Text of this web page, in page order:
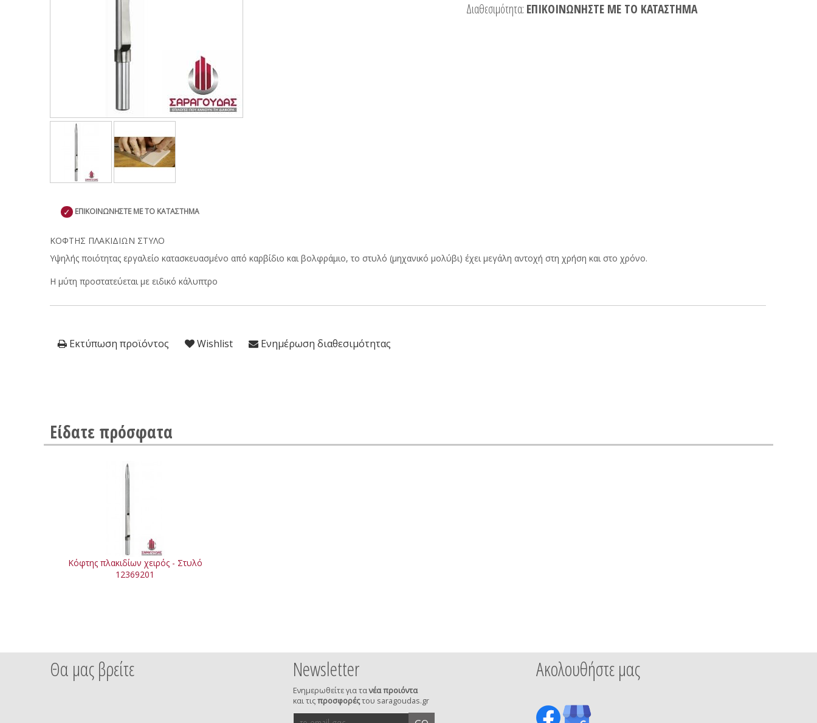
Διαθεσιμότητα: ΕΠΙΚΟΙΝΩΝΗΣΤΕ ΜΕ ΤΟ ΚΑΤΑΣΤΗΜΑ
✓ ΕΠΙΚΟΙΝΩΝΗΣΤΕ ΜΕ ΤΟ ΚΑΤΑΣΤΗΜΑ
ΚΟΦΤΗΣ ΠΛΑΚΙΔΙΩΝ ΣΤΥΛΟ
Υψηλής ποιότητας εργαλείο κατασκευασμένο από καρβίδιο και βολφράμιο, το στυλό (μηχανικό μολύβι) έχει μεγάλη αντοχή στη χρήση και στο χρόνο.
Η μύτη προστατεύεται με ειδικό κάλυπτρο
Εκτύπωση προϊόντος Wishlist Ενημέρωση διαθεσιμότητας
Είδατε πρόσφατα
Κόφτης πλακιδίων χειρός - Στυλό
12369201
Θα μας βρείτε Newsletter
Ενημερωθείτε για τανέα προιόντα
και τιςπροσφορέςτου saragoudas.gr
το
Ακολουθήστε μας